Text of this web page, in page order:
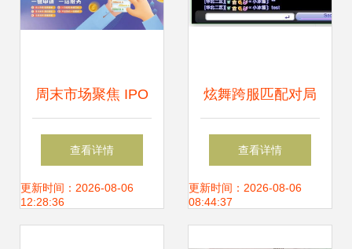
周末市场聚焦 IPO
重磅信号、巨头动
态与退市警示，十
查看详情
更新时间：2026-08-06
12:28:36
炫舞跨服匹配对局
中舞今信息不可见
的原因与解决方案
查看详情
更新时间：2026-08-06
08:44:37